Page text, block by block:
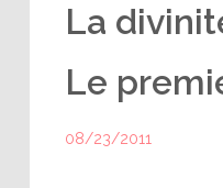
La
Le
08/23/2011